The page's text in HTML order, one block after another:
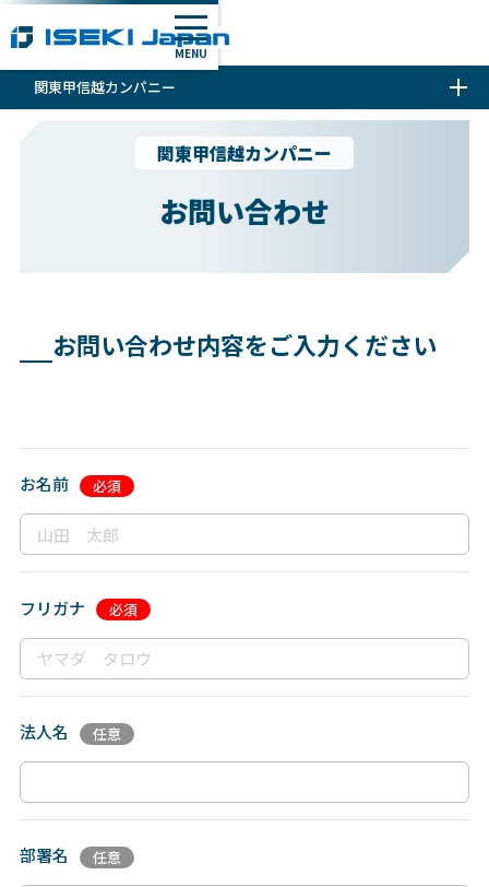
MENU
関東甲信越カンパニー
お問い合わせ
関東甲信越カンパニー
お問い合わせ内容をご入力ください
お名前
フリガナ
法人名
部署名